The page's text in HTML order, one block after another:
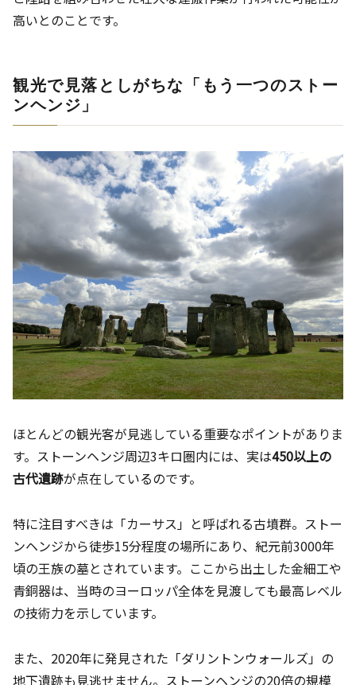
高いとのことです。
観光で見落としがちな「もう一つのストー
ンヘンジ」
ほとんどの観光客が見逃している重要なポイントがありま
す。ストーンヘンジ周辺3キロ圏内には、実は450以上の
古代遺跡が点在しているのです。
特に注目すべきは「カーサス」と呼ばれる古墳群。ストー
ンヘンジから徒歩15分程度の場所にあり、紀元前3000年
頃の王族の墓とされています。ここから出土した金細工や
青銅器は、当時のヨーロッパ全体を見渡しても最高レベル
の技術力を示しています。
また、2020年に発見された「ダリントンウォールズ」の
地下遺跡も見逃せません。ストーンヘンジの20倍の規模